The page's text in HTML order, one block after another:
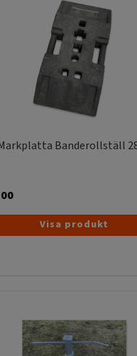
varianter.
De
olika
alternativen
kan
väljas
på
Banderollställ
Visa produkt